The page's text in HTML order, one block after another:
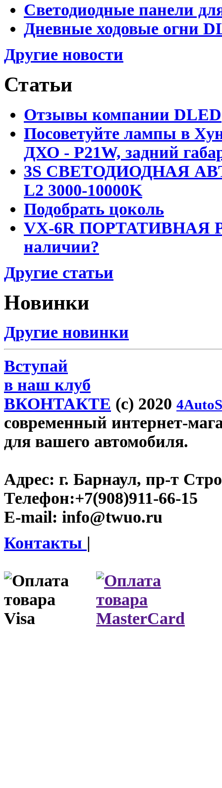
Светодиодные панели
Дневные ходовые огни
Другие новости
Статьи
Отзывы компании DLED
Посоветуйте лампы в
ДХО - P21W, задний
3S СВЕТОДИОДНАЯ
L2 3000-10000K
Подобрать цоколь
VX-6R ПОРТАТИВНАЯ
наличии?
Другие статьи
Новинки
Другие новинки
Вступай
в наш клуб
ВКОНТАКТЕ (c) 2020
современный интернет-
для вашего автомобиля.
Адрес: г. Барнаул, пр-т
Телефон:+7(908)911-66-15
E-mail: info@twuo.ru
Контакты